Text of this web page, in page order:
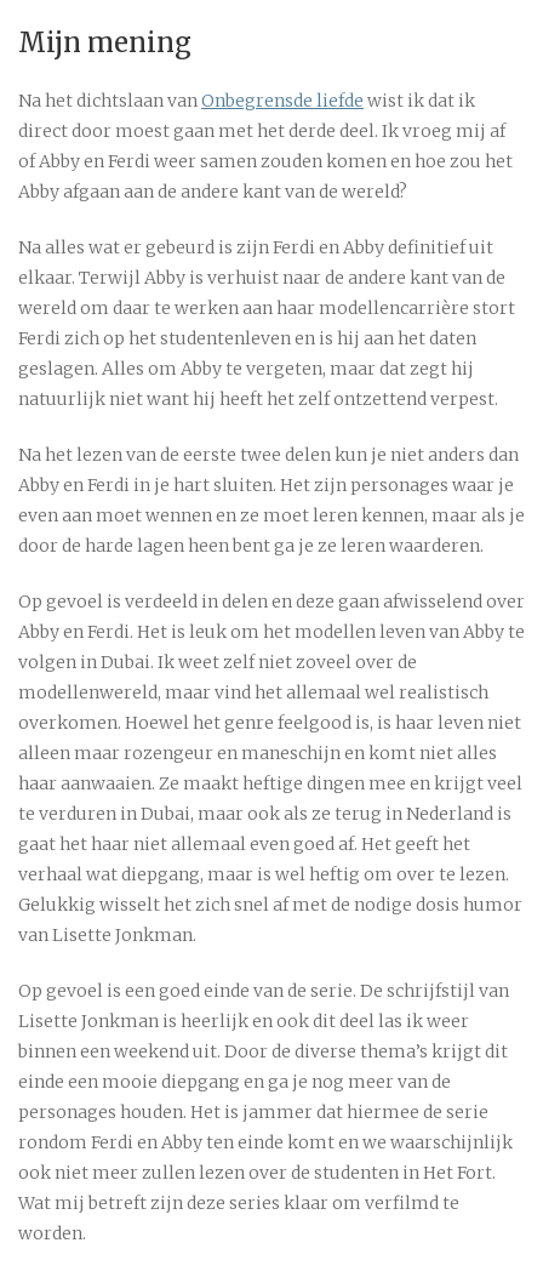
Mijn mening
Na het dichtslaan vanOnbegrensde liefde wist ik dat ik
direct door moest gaan met het derde deel. Ik vroeg mij af
of Abby en Ferdi weer samen zouden komen en hoe zou het
Abby afgaan aan de andere kant van de wereld?
Na alles wat er gebeurd is zijn Ferdi en Abby definitief uit
elkaar. Terwijl Abby is verhuist naar de andere kant van de
wereld om daar te werken aan haar modellencarrière stort
Ferdi zich op het studentenleven en is hij aan het daten
geslagen. Alles om Abby te vergeten, maar dat zegt hij
natuurlijk niet want hij heeft het zelf ontzettend verpest.
Na het lezen van de eerste twee delen kun je niet anders dan
Abby en Ferdi in je hart sluiten. Het zijn personages waar je
even aan moet wennen en ze moet leren kennen, maar als je
door de harde lagen heen bent ga je ze leren waarderen.
Op gevoel is verdeeld in delen en deze gaan afwisselend over
Abby en Ferdi. Het is leuk om het modellen leven van Abby te
volgen in Dubai. Ik weet zelf niet zoveel over de
modellenwereld, maar vind het allemaal wel realistisch
overkomen. Hoewel het genre feelgood is, is haar leven niet
alleen maar rozengeur en maneschijn en komt niet alles
haar aanwaaien. Ze maakt heftige dingen mee en krijgt veel
te verduren in Dubai, maar ook als ze terug in Nederland is
gaat het haar niet allemaal even goed af. Het geeft het
verhaal wat diepgang, maar is wel heftig om over te lezen.
Gelukkig wisselt het zich snel af met de nodige dosis humor
van Lisette Jonkman.
Op gevoel is een goed einde van de serie. De schrijfstijl van
Lisette Jonkman is heerlijk en ook dit deel las ik weer
binnen een weekend uit. Door de diverse thema’s krijgt dit
einde een mooie diepgang en ga je nog meer van de
personages houden. Het is jammer dat hiermee de serie
rondom Ferdi en Abby ten einde komt en we waarschijnlijk
ook niet meer zullen lezen over de studenten in Het Fort.
Wat mij betreft zijn deze series klaar om verfilmd te
worden.